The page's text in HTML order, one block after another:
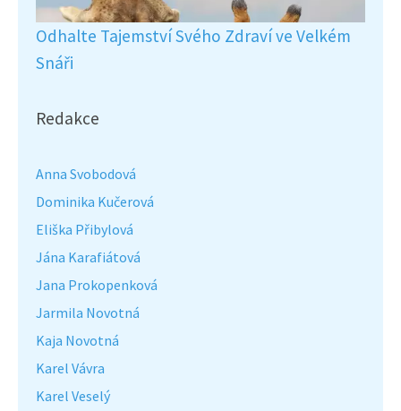
Odhalte Tajemství Svého Zdraví ve Velkém
Snáři
Redakce
Anna Svobodová
Dominika Kučerová
Eliška Přibylová
Jána Karafiátová
Jana Prokopenková
Jarmila Novotná
Kaja Novotná
Karel Vávra
Karel Veselý